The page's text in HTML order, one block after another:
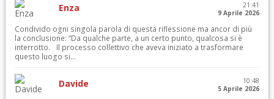
Enza
21:41
9 Aprile 2026
Condivido ogni singola parola di questa riflessione ma ancor di più
la conclusione: “Da qualche parte, a un certo punto, qualcosa si è
interrotto. Il processo collettivo che aveva iniziato a trasformare
questo luogo si...
Davide
10:48
5 Aprile 2026